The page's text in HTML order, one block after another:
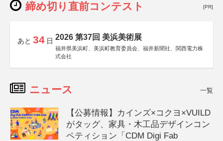
締め切り直前コンテスト [PR]
あと 34 日 2026 第37回 美浜美術展
福井県美浜町、美浜町教育委員会、福井新聞社、関西電力株
式会社
ニュース 一覧
【公募情報】カインズ×コクヨ×VUILD
がタッグ、家具・木工品デザインコン
ペティション「CDM Digi Fab